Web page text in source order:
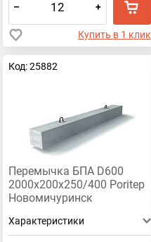
– +
Купить в 1 клик
Код: 25882
Перемычка БПА D600
2000х200х250/400 Poritep
Новомичуринск
Характеристики